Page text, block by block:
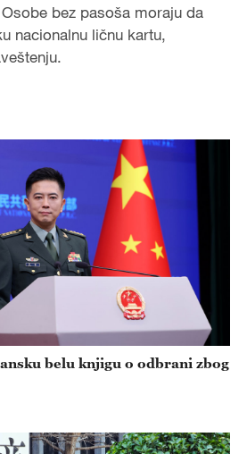
bez pasoša moraju da
nacionalnu ličnu kartu,
belu knjigu o odbrani zbog